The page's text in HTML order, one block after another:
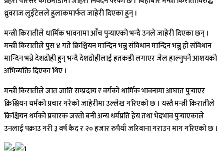
ध्रुवराज लुईटेलले हुलाकमार्फत जाहेरी दिएका हुन् ।
मन्त्री किरातीले धार्मिक भावनामा आँच पुर्‍याएको भन्दै उनले जाहेरी दिएका छन् ।
मन्त्री किरातीले पुस ४ गते क्रिश्चियन मान्दिन भन्नु संविधान मान्दिन भन्नु हो संविधान
मान्दिन भन्ने देशद्रोही हुन् भन्दै देशद्रोहीलाई हतकडी लगाएर जेल हाल्नुपर्ने आशयको
अभिव्यक्ति दिएका थिए ।
मन्त्री किरातीले जात जाति सम्प्रदाय र वर्गको धार्मिक भावनामा आघात पुर्‍याएर
क्रिश्चियन धर्मको प्रचार गरेको जाहेरीमा उल्लेख गरिएको छ । यस्तै मन्त्री किरातीले
क्रिश्चियन धर्मको प्रचारक जस्तो बनी अन्य धर्मप्रति हेय तथा भेदभाव पुर्‍याएकाले
उनलाई पक्राउ गरी ३ वर्ष कैद र २० हजार रुपैयाँ जरिवाना गराउन माग गरिएको छ ।